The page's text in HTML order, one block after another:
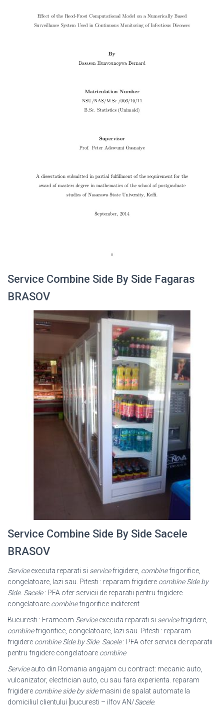
Service Combine Side By Side Fagaras
BRASOV
Service Combine Side By Side Sacele
BRASOV
Serviceexecuta reparati si servicefrigidere, combinefrigorifice,
congelatoare, lazi sau. Pitesti : reparam frigidere combine Side by
Side. Sacele: PFA ofer servicii de reparatii pentru frigidere
congelatoare combinefrigorifice indiferent
Bucuresti : Framcom Serviceexecuta reparati si servicefrigidere,
combinefrigorifice, congelatoare, lazi sau. Pitesti : reparam
frigidere combine Side by Side. Sacele: PFA ofer servicii de reparatii
pentru frigidere congelatoare combine
Serviceauto din Romania angajam cu contract: mecanic auto,
vulcanizator, electrician auto, cu sau fara experienta. reparam
frigidere combine side by sidemasini de spalat automate la
domiciliul clientului [bucuresti – ilfov AN/Sacele.